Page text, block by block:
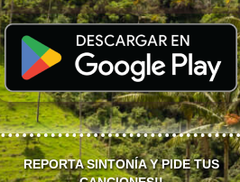
REPORTA SINTONÍA Y PIDE TUS